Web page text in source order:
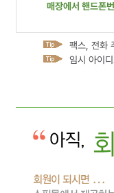
매장에서 핸드폰
팩스, 전화
임시 아이